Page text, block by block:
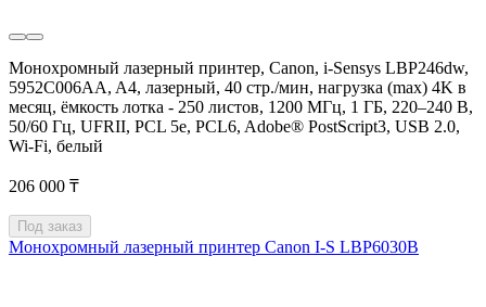
Монохромный лазерный принтер, Canon, i-Sensys LBP246dw,
5952C006AA, A4, лазерный, 40 стр./мин, нагрузка (max) 4K в
месяц, ёмкость лотка - 250 листов, 1200 МГц, 1 ГБ, 220–240 В,
50/60 Гц, UFRII, PCL 5e, PCL6, Adobe® PostScript3, USB 2.0,
Wi-Fi, белый
206 000 ₸
Под заказ
Монохромный лазерный принтер Canon I-S LBP6030B